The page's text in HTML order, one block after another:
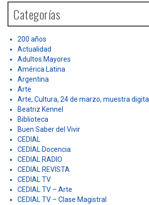
h
o
Categorías
200 años
Actualidad
Adultos Mayores
América Latina
Argentina
Arte
Arte, Cultura, 24 de marzo, muestra digital
Beatriz Kennel
Biblioteca
Buen Saber del Vivir
CEDIAL
CEDIAL Docencia
CEDIAL RADIO
CEDIAL REVISTA
CEDIAL TV
CEDIAL TV – Arte
CEDIAL TV – Clase Magistral